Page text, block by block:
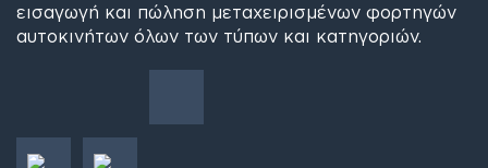
εισαγωγή και πώληση μεταχειρισμένων φορτηγών
αυτοκινήτων όλων των τύπων και κατηγοριών.
ΠΛΗΡΟΦΟΡΙΕΣ